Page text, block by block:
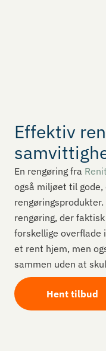
Effektiv
En rengøring fra
også miljøet til
rengøring, der
forskellige overflade
et rent hjem, men
sammen uden at
Hent tilbud